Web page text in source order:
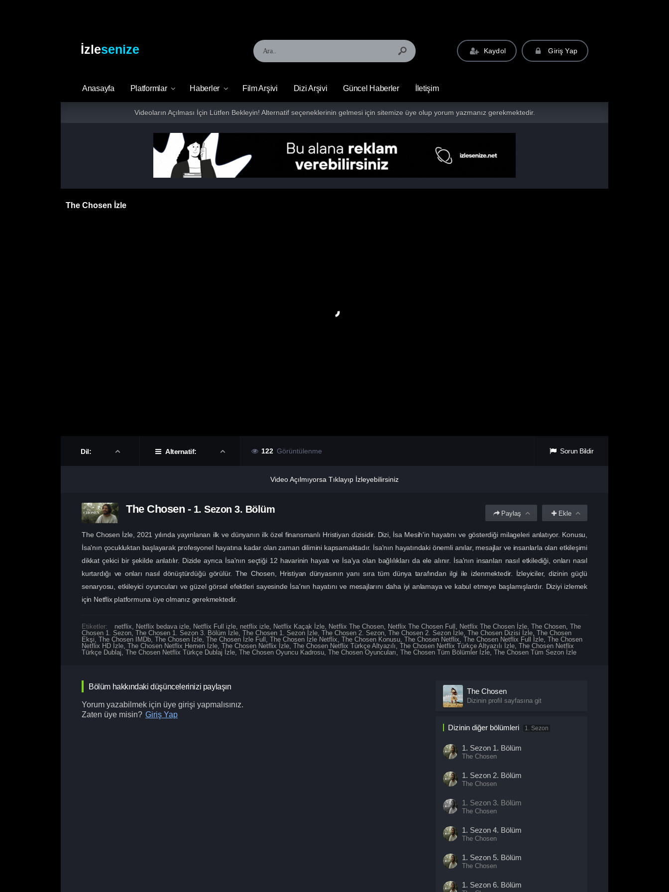
İzlesenize Kaydol Giriş Yap
Anasayfa Platformlar Haberler Film Arşivi Dizi Arşivi Güncel Haberler İletişim
Videoların Açılması İçin Lütfen Bekleyin! Alternatif seçeneklerinin gelmesi için sitemize üye olup yorum yazmanız gerekmektedir.
The Chosen İzle
Dil: Alternatif: 122 Görüntülenme Sorun Bildir
Video Açılmıyorsa Tıklayıp İzleyebilirsiniz
The Chosen - 1. Sezon 3. Bölüm Ekle
Paylaş
The Chosen İzle, 2021 yılında yayınlanan ilk ve dünyanın ilk özel finansmanlı Hristiyan dizisidir. Dizi, İsa Mesih'in hayatını ve gösterdiği milageleri anlatıyor. Konusu,
İsa'nın çocukluktan başlayarak profesyonel hayatına kadar olan zaman dilimini kapsamaktadır. İsa'nın hayatındaki önemli anılar, mesajlar ve insanlarla olan etkileşimi
dikkat çekici bir şekilde anlatılır. Dizide ayrıca İsa'nın seçtiği 12 havarinin hayatı ve İsa'ya olan bağlılıkları da ele alınır. İsa'nın insanları nasıl etkilediği, onları nasıl
kurtardığı ve onları nasıl dönüştürdüğü görülür. The Chosen, Hristiyan dünyasının yanı sıra tüm dünya tarafından ilgi ile izlenmektedir. İzleyiciler, dizinin güçlü
senaryosu, etkileyici oyuncuları ve güzel görsel efektleri sayesinde İsa'nın hayatını ve mesajlarını daha iyi anlamaya ve kabul etmeye başlamışlardır. Diziyi izlemek
için Netflix platformuna üye olmanız gerekmektedir.
Etiketler: netflix, Netflix bedava izle, Netflix Full izle, netflix izle, Netflix Kaçak İzle, Netflix The Chosen, Netflix The Chosen Full , Netflix The Chosen İzle, The Chosen, The
Chosen 1. Sezon, The Chosen 1. Sezon 3. Bölüm İzle, The Chosen 1. Sezon İzle, The Chosen 2. Sezon, The Chosen 2. Sezon İzle, The Chosen Dizisi İzle, The Chosen
Ekşi, The Chosen IMDb, The Chosen İzle, The Chosen İzle Full , The Chosen İzle Netflix, The Chosen Konusu, The Chosen Netflix, The Chosen Netflix Full İzle, The Chosen
Netflix HD İzle, The Chosen Netflix Hemen İzle, The Chosen Netflix İzle, The Chosen Netflix Türkçe Altyazılı, The Chosen Netflix Türkçe Altyazılı İzle, The Chosen Netflix
Türkçe Dublaj, The Chosen Netflix Türkçe Dublaj İzle, The Chosen Oyuncu Kadrosu, The Chosen Oyuncuları, The Chosen Tüm Bölümler İzle, The Chosen Tüm Sezon İzle
Bölüm hakkındaki düşüncelerinizi paylaşın
Yorum yazabilmek için üye girişi yapmalısınız.
Zaten üye misin? Giriş Yap
The Chosen
Dizinin profil sayfasına git
Dizinin diğer bölümleri 1. Sezon
1. Sezon 1. Bölüm
The Chosen
1. Sezon 2. Bölüm
The Chosen
1. Sezon 3. Bölüm
The Chosen
1. Sezon 4. Bölüm
The Chosen
1. Sezon 5. Bölüm
The Chosen
1. Sezon 6. Bölüm